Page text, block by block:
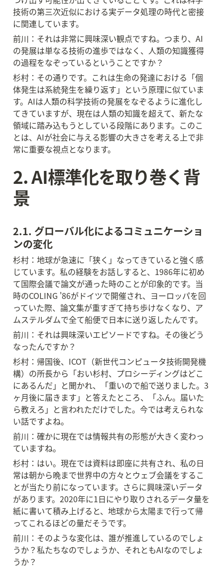
技術の第三次近似における実データ処理の時代と密接
に関連しています。
前川：それは非常に興味深い観点ですね。つまり、AI
の発展は単なる技術の進歩ではなく、人類の知識獲得
の過程をなぞっているということですか？
杉村：その通りです。これは生命の発達における「個
体発生は系統発生を繰り返す」という原理に似ていま
す。AIは人類の科学技術の発展をなぞるように進化し
てきていますが、現在は人類の知識を超えて、新たな
領域に踏み込もうとしている段階にあります。このこ
とは、AIが社会に与える影響の大きさを考える上で非
常に重要な視点となります。
2. AI標準化を取り巻く背
景
2.1. グローバル化によるコミュニケーショ
ンの変化
杉村：地球が急速に「狭く」なってきていると強く感
じています。私の経験をお話しすると、1986年に初め
て国際会議で論文が通った時のことが印象的です。当
時のCOLING '86がドイツで開催され、ヨーロッパを回
っていた際、論文集が重すぎて持ち歩けなくなり、ア
ムステルダムで全て船便で日本に送り返したんです。
前川：それは興味深いエピソードですね。その後どう
なったんですか？
杉村：帰国後、ICOT（新世代コンピュータ技術開発機
構）の所長から「おい杉村、プロシーディングはどこ
にあるんだ」と聞かれ、「重いので船で送りました。3
ヶ月後に届きます」と答えたところ、「ふん。届いた
ら教えろ」と言われただけでした。今では考えられな
い話ですよね。
前川：確かに現在では情報共有の形態が大きく変わっ
ていますね。
杉村：はい。現在では資料は即座に共有され、私の日
常は朝から晩まで世界中の方々とウェブ会議をするこ
とが当たり前になっています。さらに興味深いデータ
があります。2020年に1日にやり取りされるデータ量を
紙に書いて積み上げると、地球から太陽まで行って帰
ってこれるほどの量だそうです。
前川：そのような変化は、誰が推進しているのでしょ
うか？私たちなのでしょうか、それともAIなのでしょ
うか？